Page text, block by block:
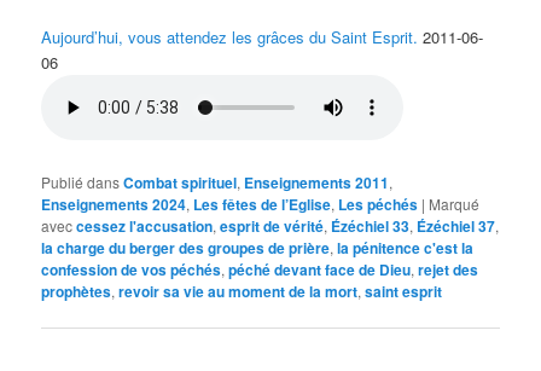
Aujourd’hui, vous attendez les grâces du Saint Esprit. 2011-06-
06
Publié dansCombat spirituel, Enseignements 2011,
Enseignements 2024, Les fêtes de l’Eglise, Les péchés | Marqué
aveccessez l'accusation,esprit de vérité, Ézéchiel 33, Ézéchiel 37,
la charge du berger des groupes de prière,la pénitence c'est la
confession de vos péchés,péché devant face de Dieu,rejet des
prophètes,revoir sa vie au moment de la mort,saint esprit